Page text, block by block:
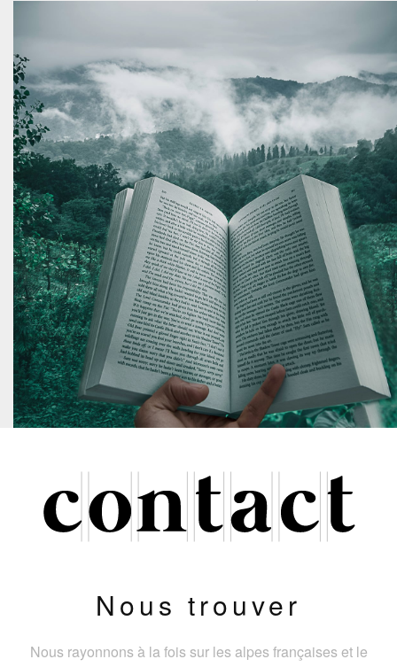
Nous trouver
Nous rayonnons à la fois sur les alpes françaises et le